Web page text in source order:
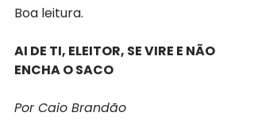
Boa leitura.
AI DE TI, ELEITOR, SE VIRE E NÃO
ENCHA O SACO
Por Caio Brandão